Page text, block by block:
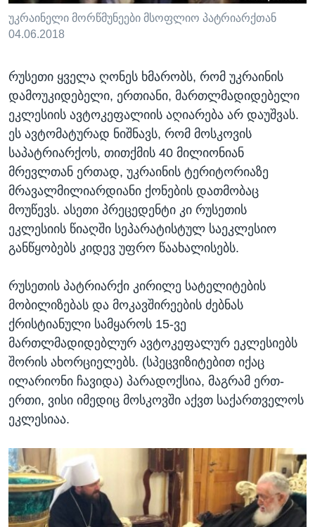
უკრაინელი მორწმუნეები მსოფლიო პატრიარქთან
04.06.2018
რუსეთი ყველა ღონეს ხმარობს, რომ უკრაინის
დამოუკიდებელი, ერთიანი, მართლმადიდებელი
ეკლესიის ავტოკეფალიის აღიარება არ დაუშვას.
ეს ავტომატურად ნიშნავს, რომ მოსკოვის
საპატრიარქოს, თითქმის 40 მილიონიან
მრევლთან ერთად, უკრაინის ტერიტორიაზე
მრავალმილიარდიანი ქონების დათმობაც
მოუწევს. ასეთი პრეცედენტი კი რუსეთის
ეკლესიის წიაღში სეპარატისტულ საეკლესიო
განწყობებს კიდევ უფრო წაახალისებს.
რუსეთის პატრიარქი კირილე სატელიტების
მობილიზებას და მოკავშირეების ძებნას
ქრისტიანული სამყაროს 15-ვე
მართლმადიდებლურ ავტოკეფალურ ეკლესიებს
შორის ახორციელებს. (სპეცვიზიტებით იქაც
ილარიონი ჩავიდა) პარადოქსია, მაგრამ ერთ-
ერთი, ვისი იმედიც მოსკოვში აქვთ საქართველოს
ეკლესიაა.